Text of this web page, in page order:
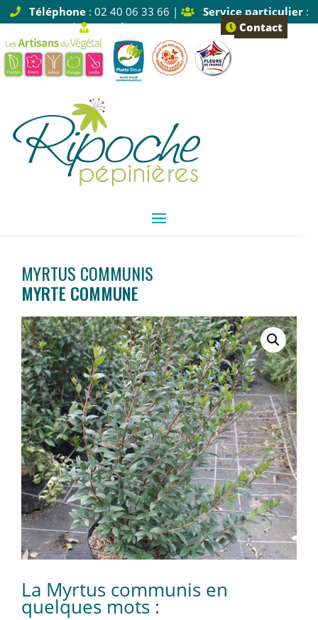
Téléphone: 02 40 06 33 66 | Service particulier:
Tapez 1 |
Service pro: Tapez 2 Contact
MYRTUS COMMUNIS
MYRTE COMMUNE
La Myrtus communis en
quelques mots :